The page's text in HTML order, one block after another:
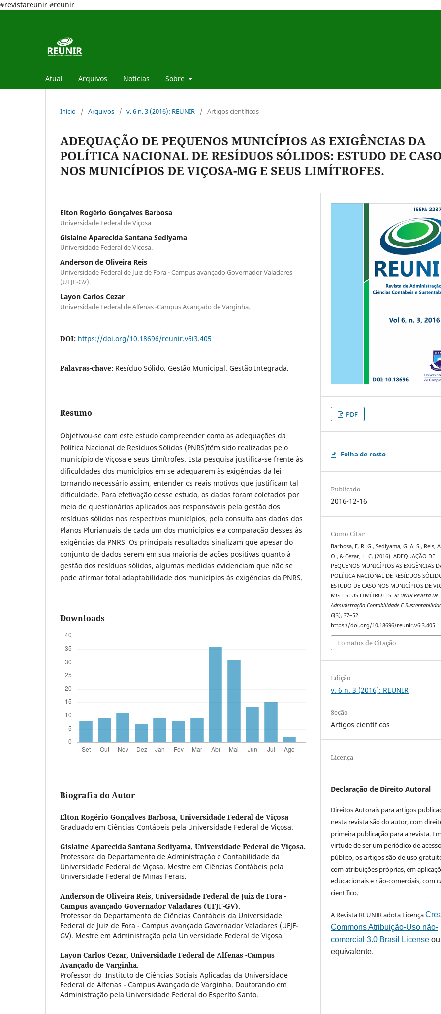
#revistareunir #reunir
Atual Arquivos Notícias Sobre
Início / Arquivos / v. 6 n. 3 (2016): REUNIR / Artigos científicos
ADEQUAÇÃO DE PEQUENOS MUNICÍPIOS AS EXIGÊNCIAS DA
POLÍTICA NACIONAL DE RESÍDUOS SÓLIDOS: ESTUDO DE CASO
NOS MUNICÍPIOS DE VIÇOSA-MG E SEUS LIMÍTROFES.
Elton Rogério Gonçalves Barbosa
Universidade Federal de Viçosa
Gislaine Aparecida Santana Sediyama
Universidade Federal de Viçosa.
Anderson de Oliveira Reis
Universidade Federal de Juiz de Fora - Campus avançado Governador Valadares
(UFJF-GV).
Layon Carlos Cezar
Universidade Federal de Alfenas -Campus Avançado de Varginha.
DOI: https://doi.org/10.18696/reunir.v6i3.405
Palavras-chave: Resíduo Sólido. Gestão Municipal. Gestão Integrada.
Resumo
Objetivou-se com este estudo compreender como as adequações da
Política Nacional de Resíduos Sólidos (PNRS)têm sido realizadas pelo
município de Viçosa e seus Limítrofes. Esta pesquisa justifica-se frente às
dificuldades dos municípios em se adequarem às exigências da lei
tornando necessário assim, entender os reais motivos que justificam tal
dificuldade. Para efetivação desse estudo, os dados foram coletados por
meio de questionários aplicados aos responsáveis pela gestão dos
resíduos sólidos nos respectivos municípios, pela consulta aos dados dos
Planos Plurianuais de cada um dos municípios e a comparação desses às
exigências da PNRS. Os principais resultados sinalizam que apesar do
conjunto de dados serem em sua maioria de ações positivas quanto à
gestão dos resíduos sólidos, algumas medidas evidenciam que não se
pode afirmar total adaptabilidade dos municípios às exigências da PNRS.
Downloads
Biografia do Autor
Elton Rogério Gonçalves Barbosa, Universidade Federal de Viçosa
Graduado em Ciências Contábeis pela Universidade Federal de Viçosa.
Gislaine Aparecida Santana Sediyama, Universidade Federal de Viçosa.
Professora do Departamento de Administração e Contabilidade da
Universidade Federal de Viçosa. Mestre em Ciências Contábeis pela
Universidade Federal de Minas Ferais.
Anderson de Oliveira Reis, Universidade Federal de Juiz de Fora -
Campus avançado Governador Valadares (UFJF-GV).
Professor do Departamento de Ciências Contábeis da Universidade
Federal de Juiz de Fora - Campus avançado Governador Valadares (UFJF-
GV). Mestre em Administração pela Universidade Federal de Viçosa.
Layon Carlos Cezar, Universidade Federal de Alfenas -Campus
Avançado de Varginha.
Professor do Instituto de Ciências Sociais Aplicadas da Universidade
Federal de Alfenas - Campus Avançado de Varginha. Doutorando em
Administração pela Universidade Federal do Esperíto Santo.
PDF
Folha de rosto
Publicado
2016-12-16
Como Citar
Barbosa, E. R. G., Sediyama, G. A. S., Reis,
O., & Cezar, L. C. (2016). ADEQUAÇÃO DE
PEQUENOS MUNICÍPIOS AS EXIGÊNCIAS
POLÍTICA NACIONAL DE RESÍDUOS
ESTUDO DE CASO NOS MUNICÍPIOS DE
MG E SEUS LIMÍTROFES.REUNIR Revista De
Administração Contabilidade E
6(3), 37–52.
https://doi.org/10.18696/reunir.v6i3.405
Fomatos de Citação
Edição
v. 6 n. 3 (2016): REUNIR
Seção
Artigos científicos
Licença
Declaração de Direito Autoral
Direitos Autorais para artigos
nesta revista são do autor, com
primeira publicação para a revista. Em
virtude de ser um periódico de acesso
público, os artigos são de uso
com atribuições próprias, em
educacionais e não-comerciais, com
científico.
A Revista REUNIR adota Licença
Commons Atribuição-Uso não-
comercial 3.0 Brasil License
equivalente.